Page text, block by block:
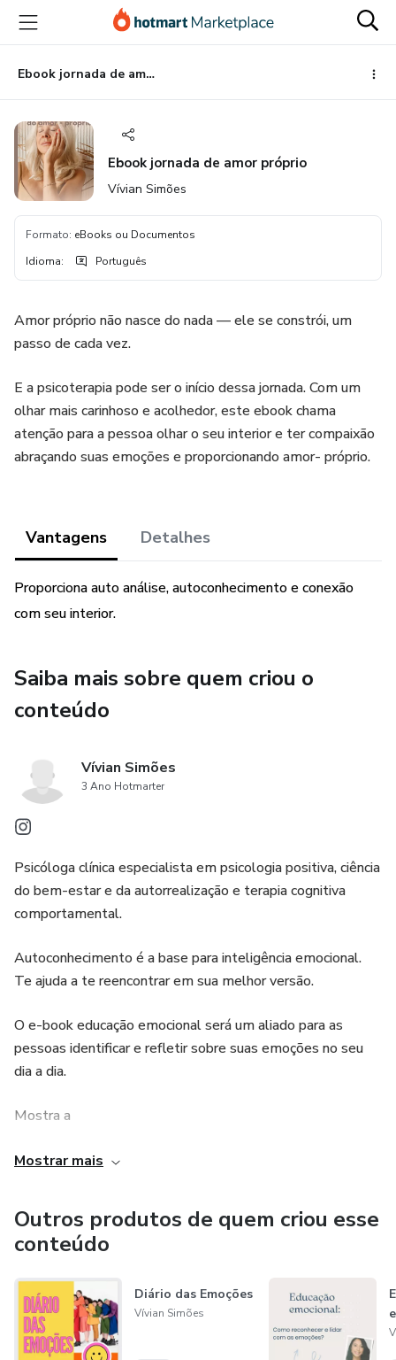
para
conteúdo
principal
para
pagamento
para
rodapé
Ebook jornada de amor próprio
Ebook jornada de amor próprio
Vívian Simões
Formato: eBooks ou Documentos
Idioma: Português
Amor próprio não nasce do nada — ele se constrói, um
passo de cada vez.
E a psicoterapia pode ser o início dessa jornada. Com um
olhar mais carinhoso e acolhedor, este ebook chama
atenção para a pessoa olhar o seu interior e ter compaixão
abraçando suas emoções e proporcionando amor- próprio.
Vantagens Detalhes
Proporciona auto análise, autoconhecimento e conexão
com seu interior.
Saiba mais sobre quem criou o
conteúdo
Vívian Simões
3 Ano Hotmarter
Psicóloga clínica especialista em psicologia positiva, ciência
do bem-estar e da autorrealização e terapia cognitiva
comportamental.
Autoconhecimento é a base para inteligência emocional.
Te ajuda a te reencontrar em sua melhor versão.
O e-book educação emocional será um aliado para as
pessoas identificar e refletir sobre suas emoções no seu
dia a dia.
Mostra a
Importância de quando sentir uma emoção intensa e
Proporciona desenvolvimento da inteligência emocional,
reconhecimento das emoções negativas e reflexão sobre
Vivian Simões
Mostrar mais
Outros produtos de quem criou esse
conteúdo
Diário das Emoções
Vívian Simões